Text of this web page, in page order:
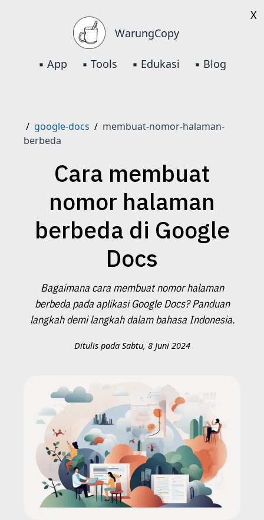
WarungCopy
▪️ App ▪️ Tools ▪️ Edukasi ▪️ Blog
/ google-docs / membuat-nomor-halaman-
berbeda
Cara membuat
nomor halaman
berbeda di Google
Docs
Bagaimana cara membuat nomor halaman
berbeda pada aplikasi Google Docs? Panduan
langkah demi langkah dalam bahasa Indonesia.
Ditulis pada Sabtu, 8 Juni 2024
X